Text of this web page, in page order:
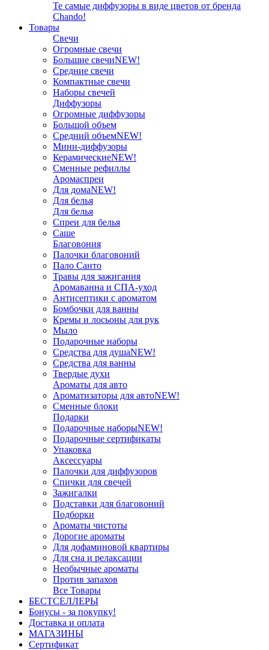
Те самые диффузоры в виде цветов от бренда
Chando!
Товары
Свечи
Огромные свечи
Большие свечиNEW!
Средние свечи
Компактные свечи
Наборы свечей
Диффузоры
Огромные диффузоры
Большой объем
Средний объемNEW!
Мини-диффузоры
КерамическиеNEW!
Сменные рефиллы
Аромаспреи
Для домаNEW!
Для белья
Для белья
Спреи для белья
Саше
Благовония
Палочки благовоний
Пало Санто
Травы для зажигания
Аромаванна и СПА-уход
Антисептики с ароматом
Бомбочки для ванны
Кремы и лосьоны для рук
Мыло
Подарочные наборы
Средства для душаNEW!
Средства для ванны
Твердые духи
Ароматы для авто
Ароматизаторы для автоNEW!
Сменные блоки
Подарки
Подарочные наборыNEW!
Подарочные сертификаты
Упаковка
Аксессуары
Палочки для диффузоров
Спички для свечей
Зажигалки
Подставки для благовоний
Подборки
Ароматы чистоты
Дорогие ароматы
Для дофаминовой квартиры
Для сна и релаксации
Необычные ароматы
Против запахов
Все Товары
БЕСТСЕЛЛЕРЫ
Бонусы - за покупку!
Доставка и оплата
МАГАЗИНЫ
Cертификат